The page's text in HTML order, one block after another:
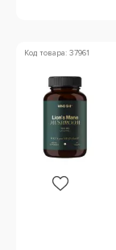
Код товара: 37961